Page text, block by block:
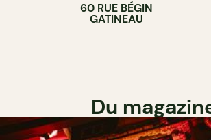
60 RUE BÉGIN
GATINEAU
Du